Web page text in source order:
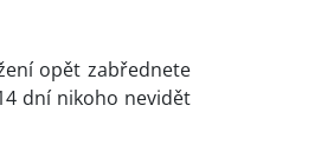
opět zabřednete
dní nikoho nevidět